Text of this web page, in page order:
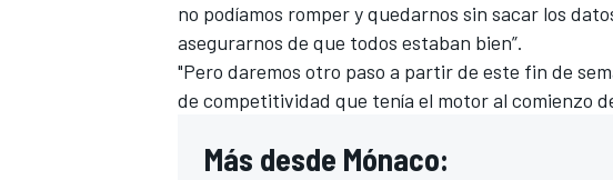
no podíamos romper y quedarnos sin sacar los
asegurarnos de que todos estaban bien”.
"Pero daremos otro paso a partir de este fin de
de competitividad que tenía el motor al comienzo
Más desde Mónaco: